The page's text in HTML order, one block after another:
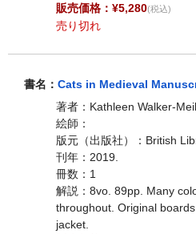
販売価格：¥5,280(税込)
売り切れ
書名： Cats in Medieval
著者：Kathleen Walker-
絵師：
版元（出版社）：British
刊年：2019.
冊数：1
解説：8vo. 89pp. Many
throughout. Original
jacket.